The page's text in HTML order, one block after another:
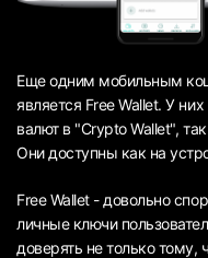
Еще одним мобильным
является Free Wallet. У
валют в "Crypto Wallet",
Они доступны как на
Free Wallet - довольно
личные ключи
доверять не только тому,